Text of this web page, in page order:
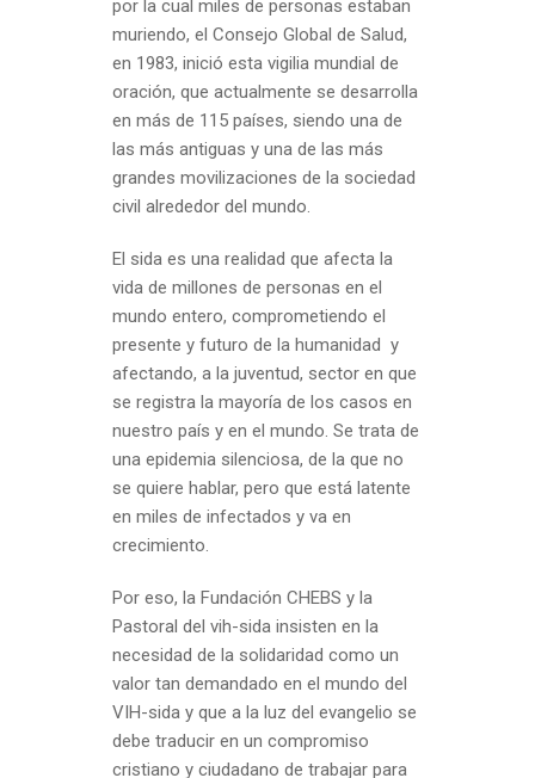
por la cual miles de personas estaban
muriendo, el Consejo Global de Salud,
en 1983, inició esta vigilia mundial de
oración, que actualmente se desarrolla
en más de 115 países, siendo una de
las más antiguas y una de las más
grandes movilizaciones de la sociedad
civil alrededor del mundo.
El sida es una realidad que afecta la
vida de millones de personas en el
mundo entero, comprometiendo el
presente y futuro de la humanidad y
afectando, a la juventud, sector en que
se registra la mayoría de los casos en
nuestro país y en el mundo. Se trata de
una epidemia silenciosa, de la que no
se quiere hablar, pero que está latente
en miles de infectados y va en
crecimiento.
Por eso, la Fundación CHEBS y la
Pastoral del vih-sida insisten en la
necesidad de la solidaridad como un
valor tan demandado en el mundo del
VIH-sida y que a la luz del evangelio se
debe traducir en un compromiso
cristiano y ciudadano de trabajar para